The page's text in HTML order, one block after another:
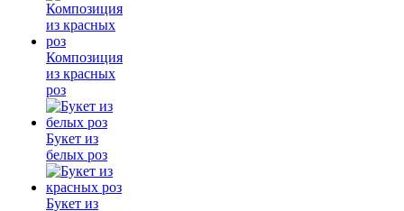
Композиция
из красных
роз
Букет из
белых роз
Букет из